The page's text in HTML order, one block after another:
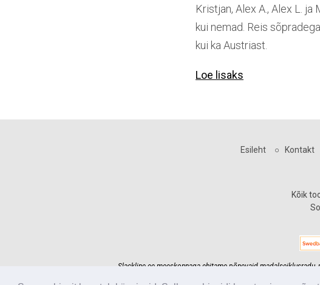
Kristjan, Alex A., Alex L.
kui nemad. Reis
kui ka Austriast.
Loe lisaks
Esileht○ Kontakt
Kõik
Slackline.ee meeskonnaga ehitame põnevaid